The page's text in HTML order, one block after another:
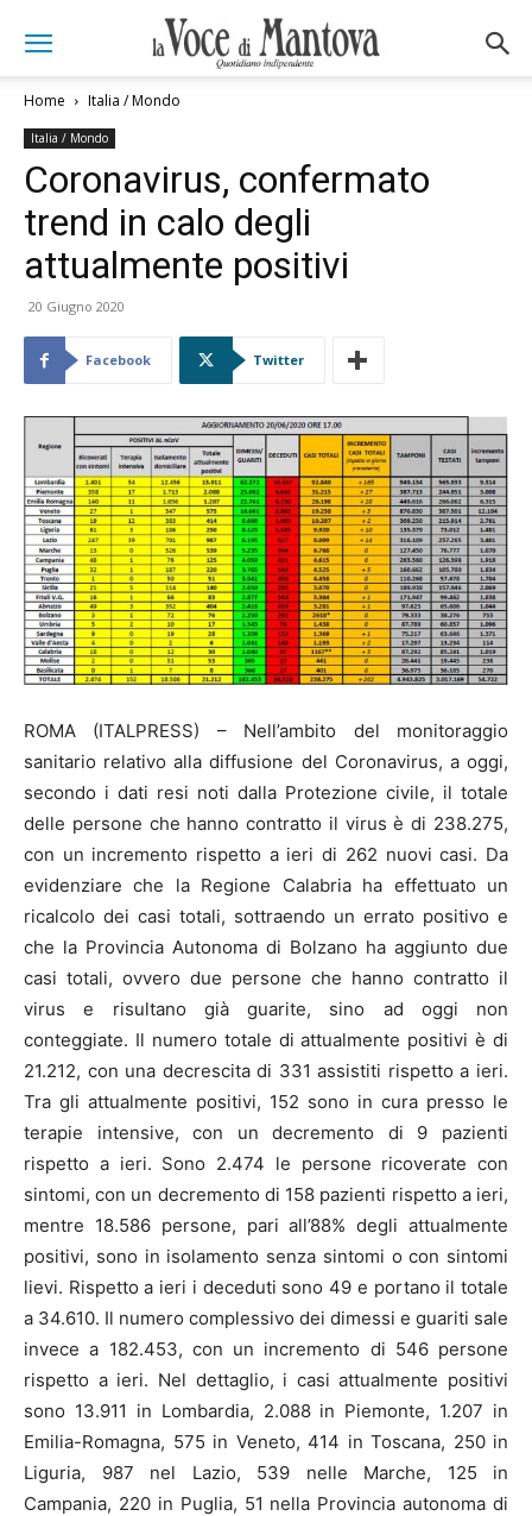
Home Italia / Mondo
Italia / Mondo
Coronavirus, confermato
trend in calo degli
attualmente positivi
20 Giugno 2020
Facebook Twitter
ROMA (ITALPRESS) – Nell’ambito del monitoraggio
sanitario relativo alla diffusione del Coronavirus, a oggi,
secondo i dati resi noti dalla Protezione civile, il totale
delle persone che hanno contratto il virus è di 238.275,
con un incremento rispetto a ieri di 262 nuovi casi. Da
evidenziare che la Regione Calabria ha effettuato un
ricalcolo dei casi totali, sottraendo un errato positivo e
che la Provincia Autonoma di Bolzano ha aggiunto due
casi totali, ovvero due persone che hanno contratto il
virus e risultano già guarite, sino ad oggi non
conteggiate. Il numero totale di attualmente positivi è di
21.212, con una decrescita di 331 assistiti rispetto a ieri.
Tra gli attualmente positivi, 152 sono in cura presso le
terapie intensive, con un decremento di 9 pazienti
rispetto a ieri. Sono 2.474 le persone ricoverate con
sintomi, con un decremento di 158 pazienti rispetto a ieri,
mentre 18.586 persone, pari all’88% degli attualmente
positivi, sono in isolamento senza sintomi o con sintomi
lievi. Rispetto a ieri i deceduti sono 49 e portano il totale
a 34.610. Il numero complessivo dei dimessi e guariti sale
invece a 182.453, con un incremento di 546 persone
rispetto a ieri. Nel dettaglio, i casi attualmente positivi
sono 13.911 in Lombardia, 2.088 in Piemonte, 1.207 in
Emilia-Romagna, 575 in Veneto, 414 in Toscana, 250 in
Liguria, 987 nel Lazio, 539 nelle Marche, 125 in
Campania, 220 in Puglia, 51 nella Provincia autonoma di